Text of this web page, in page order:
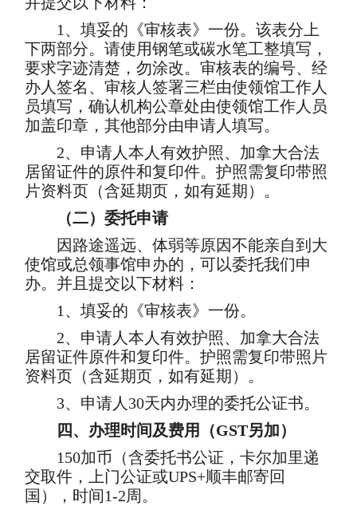
1、填妥的《审核表》一份。该表分上
下两部分。请使用钢笔或碳水笔工整填写，
要求字迹清楚，勿涂改。审核表的编号、经
办人签名、审核人签署三栏由使领馆工作人
员填写，确认机构公章处由使领馆工作人员
加盖印章，其他部分由申请人填写。
2、申请人本人有效护照、加拿大合法
居留证件的原件和复印件。护照需复印带照
片资料页（含延期页，如有延期）。
（二）委托申请
因路途遥远、体弱等原因不能亲自到大
使馆或总领事馆申办的，可以委托我们申
办。并且提交以下材料：
1、填妥的《审核表》一份。
2、申请人本人有效护照、加拿大合法
居留证件原件和复印件。护照需复印带照片
资料页（含延期页，如有延期）。
3、申请人30天内办理的委托公证书。
四、办理时间及费用（GST另加）
150加币（含委托书公证，卡尔加里递
交取件，上门公证或UPS+顺丰邮寄回
国），时间1-2周。